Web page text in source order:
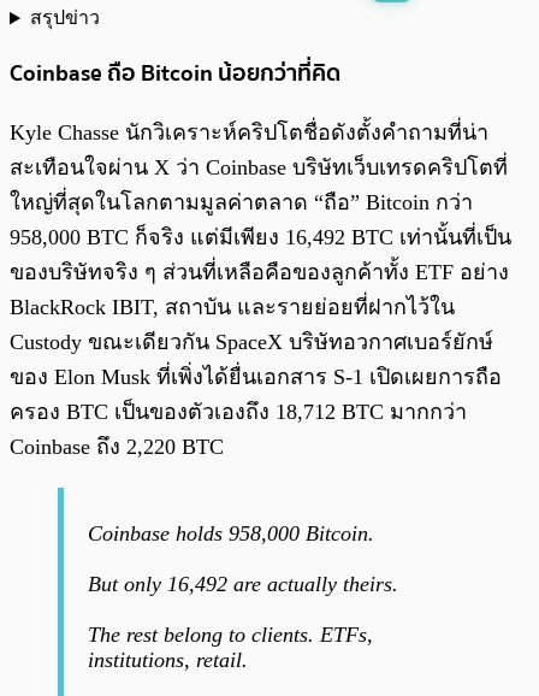
สรุปข่าว
Coinbase ถือ Bitcoin น้อยกว่าที่คิด
Kyle Chasse นักวิเคราะห์คริปโตชื่อดังตั้งคำถามที่น่า
สะเทือนใจผ่าน X ว่า Coinbase บริษัทเว็บเทรดคริปโตที่
ใหญ่ที่สุดในโลกตามมูลค่าตลาด “ถือ” Bitcoin กว่า
958,000 BTC ก็จริง แต่มีเพียง 16,492 BTC เท่านั้นที่เป็น
ของบริษัทจริง ๆ ส่วนที่เหลือคือของลูกค้าทั้ง ETF อย่าง
BlackRock IBIT, สถาบัน และรายย่อยที่ฝากไว้ใน
Custody ขณะเดียวกัน SpaceX บริษัทอวกาศเบอร์ยักษ์
ของ Elon Musk ที่เพิ่งได้ยื่นเอกสาร S-1 เปิดเผยการถือ
ครอง BTC เป็นของตัวเองถึง 18,712 BTC มากกว่า
Coinbase ถึง 2,220 BTC
Coinbase holds 958,000 Bitcoin.
But only 16,492 are actually theirs.
The rest belong to clients. ETFs,
institutions, retail.